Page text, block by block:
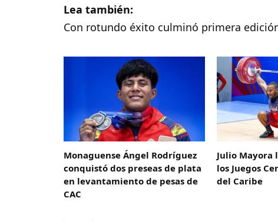
Lea también:
Con rotundo éxito culminó primera
Monaguense Ángel Rodríguez
conquistó dos preseas de plata
en levantamiento de pesas de
CAC
Julio Mayora
los Juegos
del Caribe